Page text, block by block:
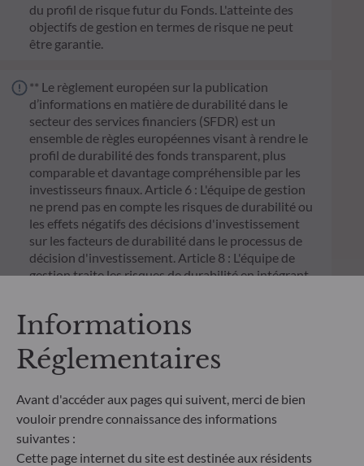
du profil de risque futur du Fonds. L'atteinte des
objectifs de gestion en termes de risque ne peut
être garantie.
** Le règlement européen sur la publication
d’informations en matière de durabilité dans le
secteur des services financiers (SFDR) est un
ensemble de règles européennes visant à rendre le
profil de durabilité des fonds transparent, plus
comparable et davantage compréhensible par les
investisseurs finaux. Article 6 : L'équipe de gestion
ne prend pas en compte les risques de durabilité ou
les effets négatifs des décisions d'investissement
sur les facteurs de durabilité dans le processus de
décision d'investissement. Article 8 : L'équipe de
gestion traite les risques de durabilité en intégrant
d'investissement. Article 9 : L'équipe de gestion suit
contribue de manière significative aux défis de la
transition écologique, et traite les risques de
durabilité par le biais de notations fournies par le
fournisseur externe de données ESG de la société
de gestion
Informations
Réglementaires
Avant d'accéder aux pages qui suivent, merci de bien
vouloir prendre connaissance des informations
suivantes :
Cette page internet du site est destinée aux résidents